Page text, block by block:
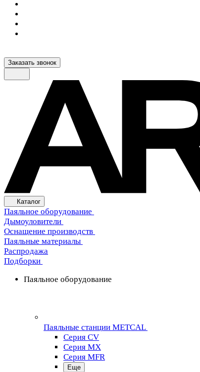
Заказать звонок
Каталог
Паяльное оборудование
Дымоуловители
Оснащение производств
Паяльные материалы
Распродажа
Подборки
Паяльное оборудование
Паяльные станции METCAL
Серия CV
Серия MX
Серия MFR
Еще